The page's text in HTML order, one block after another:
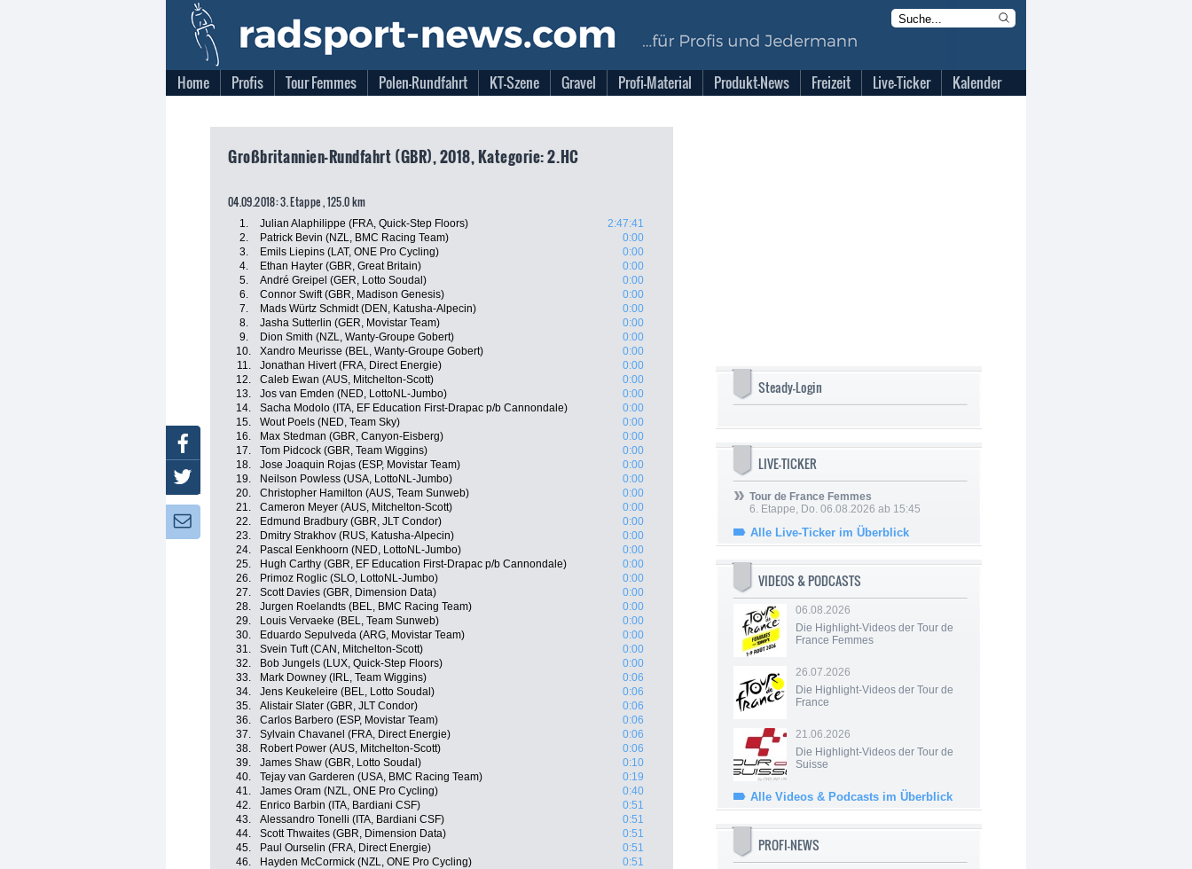
Home Profis Tour Femmes Polen-Rundfahrt KT-Szene Gravel Profi-Material Produkt-News Freizeit Live-Ticker Kalender
Großbritannien-Rundfahrt (GBR), 2018, Kategorie: 2.HC
04.09.2018: 3. Etappe , 125.0 km
1. Julian Alaphilippe (FRA, Quick-Step Floors)
2:47:41
2.
Patrick Bevin (NZL, BMC Racing Team)
0:00
3.
Emils Liepins (LAT, ONE Pro Cycling)
0:00
4.
Ethan Hayter (GBR, Great Britain)
0:00
5.
André Greipel (GER, Lotto Soudal)
0:00
6.
Connor Swift (GBR, Madison Genesis)
0:00
7.
Mads Würtz Schmidt (DEN, Katusha-Alpecin)
0:00
8.
Jasha Sutterlin (GER, Movistar Team)
0:00
9.
Dion Smith (NZL, Wanty-Groupe Gobert)
0:00
10.
Xandro Meurisse (BEL, Wanty-Groupe Gobert)
0:00
11.
Jonathan Hivert (FRA, Direct Energie)
0:00
12.
Caleb Ewan (AUS, Mitchelton-Scott)
0:00
13.
Jos van Emden (NED, LottoNL-Jumbo)
0:00
14.
Sacha Modolo (ITA, EF Education First-Drapac p/b Cannondale)
0:00
15.
Wout Poels (NED, Team Sky)
0:00
16.
Max Stedman (GBR, Canyon-Eisberg)
0:00
17.
Tom Pidcock (GBR, Team Wiggins)
0:00
18.
Jose Joaquin Rojas (ESP, Movistar Team)
0:00
19.
Neilson Powless (USA, LottoNL-Jumbo)
0:00
20.
Christopher Hamilton (AUS, Team Sunweb)
0:00
21.
Cameron Meyer (AUS, Mitchelton-Scott)
0:00
22.
Edmund Bradbury (GBR, JLT Condor)
0:00
23.
Dmitry Strakhov (RUS, Katusha-Alpecin)
0:00
24.
Pascal Eenkhoorn (NED, LottoNL-Jumbo)
0:00
25.
Hugh Carthy (GBR, EF Education First-Drapac p/b Cannondale)
0:00
26.
Primoz Roglic (SLO, LottoNL-Jumbo)
0:00
27.
Scott Davies (GBR, Dimension Data)
0:00
28.
Jurgen Roelandts (BEL, BMC Racing Team)
0:00
29.
Louis Vervaeke (BEL, Team Sunweb)
0:00
30.
Eduardo Sepulveda (ARG, Movistar Team)
0:00
31.
Svein Tuft (CAN, Mitchelton-Scott)
0:00
32.
Bob Jungels (LUX, Quick-Step Floors)
0:00
33.
Mark Downey (IRL, Team Wiggins)
0:06
34.
Jens Keukeleire (BEL, Lotto Soudal)
0:06
35.
Alistair Slater (GBR, JLT Condor)
0:06
36.
Carlos Barbero (ESP, Movistar Team)
0:06
37.
Sylvain Chavanel (FRA, Direct Energie)
0:06
38.
Robert Power (AUS, Mitchelton-Scott)
0:06
39.
James Shaw (GBR, Lotto Soudal)
0:10
40.
Tejay van Garderen (USA, BMC Racing Team)
0:19
41.
James Oram (NZL, ONE Pro Cycling)
0:40
42.
Enrico Barbin (ITA, Bardiani CSF)
0:51
43.
Alessandro Tonelli (ITA, Bardiani CSF)
0:51
44.
Scott Thwaites (GBR, Dimension Data)
0:51
45.
Paul Ourselin (FRA, Direct Energie)
0:51
46.
Hayden McCormick (NZL, ONE Pro Cycling)
0:51
Steady-Login
LIVE-TICKER
Tour de France Femmes
6. Etappe, Do. 06.08.2026 ab 15:45
Alle Live-Ticker im Überblick
VIDEOS & PODCASTS
06.08.2026
Die Highlight-Videos der Tour de
France Femmes
26.07.2026
Die Highlight-Videos der Tour de
France
21.06.2026
Die Highlight-Videos der Tour de
Suisse
Alle Videos & Podcasts im Überblick
PROFI-NEWS
Facebook
Twitter
Newsletter: